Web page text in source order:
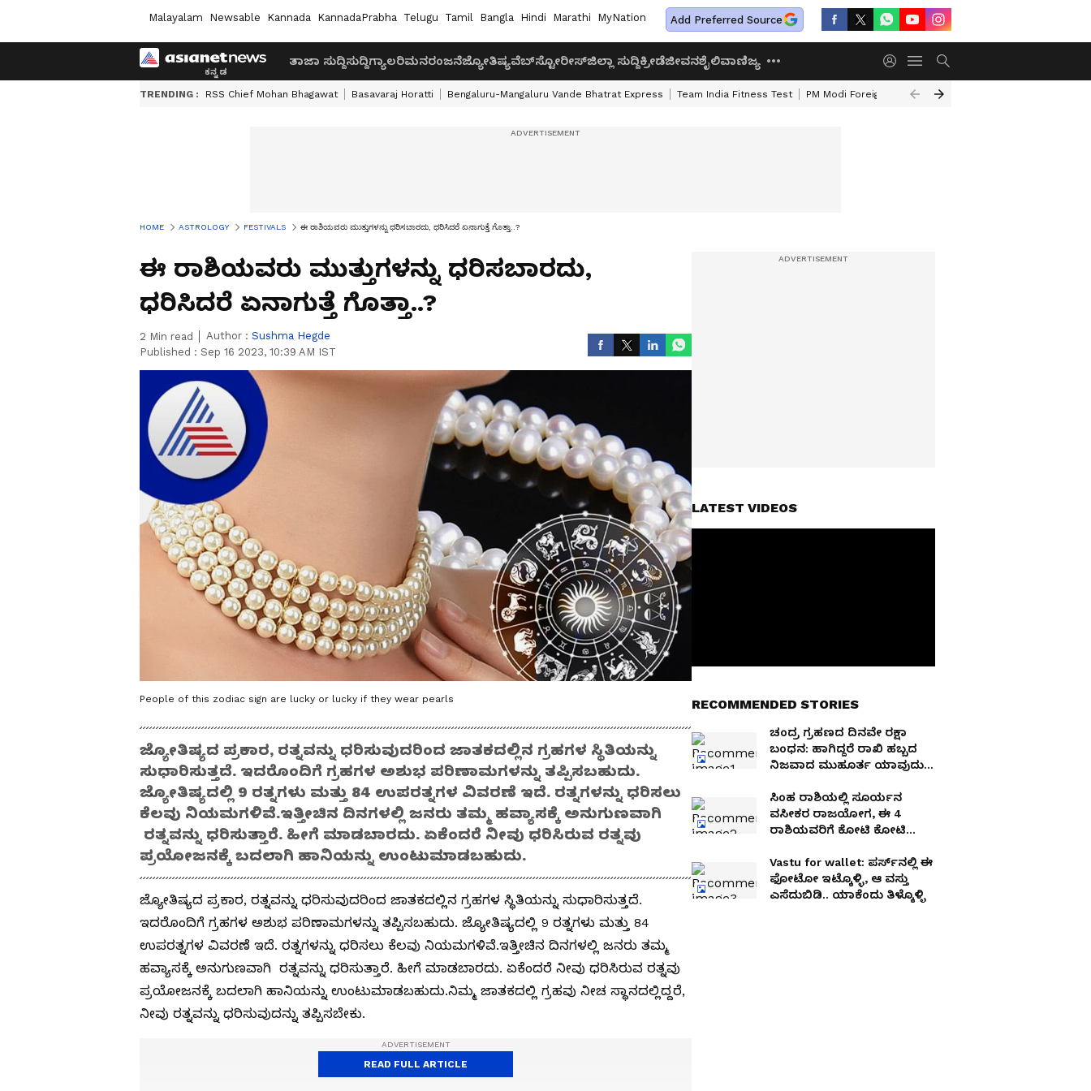
Malayalam Newsable Kannada KannadaPrabha Telugu Tamil Bangla Hindi Marathi MyNation Add Preferred Source
ತಾಜಾ ಸುದ್ದಿಸುದ್ದಿಗ್ಯಾಲರಿಮನರಂಜನೆಜ್ಯೋತಿಷ್ಯವೆಬ್‌ಸ್ಟೋರೀಸ್ಜಿಲ್ಲಾ ಸುದ್ದಿಕ್ರೀಡೆಜೀವನಶೈಲಿವಾಣಿಜ್ಯ
TRENDING : RSS Chief Mohan Bhagawat Basavaraj Horatti Bengaluru-Mangaluru Vande Bhatrat Express Team India Fitness Test PM Modi Foreign Travel Expenditure
HOME ASTROLOGY FESTIVALS ಈ ರಾಶಿಯವರು ಮುತ್ತುಗಳನ್ನು ಧರಿಸಬಾರದು, ಧರಿಸಿದರೆ ಏನಾಗುತ್ತೆ ಗೊತ್ತಾ..?
ಈ ರಾಶಿಯವರು ಮುತ್ತುಗಳನ್ನು ಧರಿಸಬಾರದು,
ಧರಿಸಿದರೆ ಏನಾಗುತ್ತೆ ಗೊತ್ತಾ..?
2 Min read Author : Sushma Hegde
Published : Sep 16 2023, 10:39 AM IST
People of this zodiac sign are lucky or lucky if they wear pearls
ಜ್ಯೋತಿಷ್ಯದ ಪ್ರಕಾರ, ರತ್ನವನ್ನು ಧರಿಸುವುದರಿಂದ ಜಾತಕದಲ್ಲಿನ ಗ್ರಹಗಳ ಸ್ಥಿತಿಯನ್ನು
ಸುಧಾರಿಸುತ್ತದೆ. ಇದರೊಂದಿಗೆ ಗ್ರಹಗಳ ಅಶುಭ ಪರಿಣಾಮಗಳನ್ನು ತಪ್ಪಿಸಬಹುದು.
ಜ್ಯೋತಿಷ್ಯದಲ್ಲಿ 9 ರತ್ನಗಳು ಮತ್ತು 84 ಉಪರತ್ನಗಳ ವಿವರಣೆ ಇದೆ. ರತ್ನಗಳನ್ನು ಧರಿಸಲು
ಕೆಲವು ನಿಯಮಗಳಿವೆ.ಇತ್ತೀಚಿನ ದಿನಗಳಲ್ಲಿ ಜನರು ತಮ್ಮ ಹವ್ಯಾಸಕ್ಕೆ ಅನುಗುಣವಾಗಿ
ರತ್ನವನ್ನು ಧರಿಸುತ್ತಾರೆ. ಹೀಗೆ ಮಾಡಬಾರದು. ಏಕೆಂದರೆ ನೀವು ಧರಿಸಿರುವ ರತ್ನವು
ಪ್ರಯೋಜನಕ್ಕೆ ಬದಲಾಗಿ ಹಾನಿಯನ್ನು ಉಂಟುಮಾಡಬಹುದು.
ಜ್ಯೋತಿಷ್ಯದ ಪ್ರಕಾರ, ರತ್ನವನ್ನು ಧರಿಸುವುದರಿಂದ ಜಾತಕದಲ್ಲಿನ ಗ್ರಹಗಳ ಸ್ಥಿತಿಯನ್ನು ಸುಧಾರಿಸುತ್ತದೆ.
ಇದರೊಂದಿಗೆ ಗ್ರಹಗಳ ಅಶುಭ ಪರಿಣಾಮಗಳನ್ನು ತಪ್ಪಿಸಬಹುದು. ಜ್ಯೋತಿಷ್ಯದಲ್ಲಿ 9 ರತ್ನಗಳು ಮತ್ತು 84
ಉಪರತ್ನಗಳ ವಿವರಣೆ ಇದೆ. ರತ್ನಗಳನ್ನು ಧರಿಸಲು ಕೆಲವು ನಿಯಮಗಳಿವೆ.ಇತ್ತೀಚಿನ ದಿನಗಳಲ್ಲಿ ಜನರು ತಮ್ಮ
ಹವ್ಯಾಸಕ್ಕೆ ಅನುಗುಣವಾಗಿ ರತ್ನವನ್ನು ಧರಿಸುತ್ತಾರೆ. ಹೀಗೆ ಮಾಡಬಾರದು. ಏಕೆಂದರೆ ನೀವು ಧರಿಸಿರುವ ರತ್ನವು
ಪ್ರಯೋಜನಕ್ಕೆ ಬದಲಾಗಿ ಹಾನಿಯನ್ನು ಉಂಟುಮಾಡಬಹುದು.ನಿಮ್ಮ ಜಾತಕದಲ್ಲಿ ಗ್ರಹವು ನೀಚ ಸ್ಥಾನದಲ್ಲಿದ್ದರೆ,
ನೀವು ರತ್ನವನ್ನು ಧರಿಸುವುದನ್ನು ತಪ್ಪಿಸಬೇಕು.
READ FULL ARTICLE
LATEST VIDEOS
RECOMMENDED STORIES
ಚಂದ್ರ ಗ್ರಹಣದ ದಿನವೇ ರಕ್ಷಾ
ಬಂಧನ: ಹಾಗಿದ್ದರೆ ರಾಖಿ ಹಬ್ಬದ
ನಿಜವಾದ ಮುಹೂರ್ತ ಯಾವುದು?
ಸಿಂಹ ರಾಶಿಯಲ್ಲಿ ಸೂರ್ಯನ
ವಸೀಕರ ರಾಜಯೋಗ, ಈ 4
ರಾಶಿಯವರಿಗೆ ಕೋಟಿ ಕೋಟಿ
Vastu for wallet: ಪರ್ಸ್‌ನಲ್ಲಿ ಈ
ಫೋಟೋ ಇಟ್ಕೊಳ್ಳಿ, ಆ ವಸ್ತು
ಎಸೆದುಬಿಡಿ.. ಯಾಕೆಂದು ತಿಳ್ಕೊಳ್ಳಿ